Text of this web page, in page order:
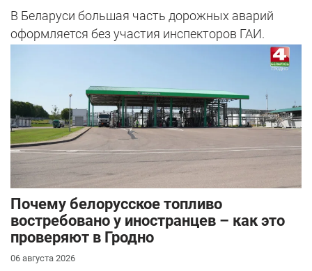
В Беларуси большая часть дорожных аварий
оформляется без участия инспекторов ГАИ.
Почему белорусское топливо
востребовано у иностранцев – как это
проверяют в Гродно
06 августа 2026